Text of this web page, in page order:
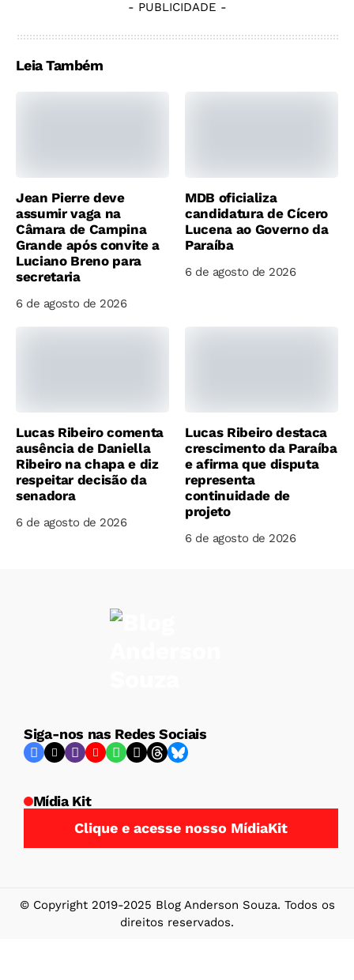
- PUBLICIDADE -
Leia Também
Jean Pierre deve
assumir vaga na
Câmara de Campina
Grande após convite a
Luciano Breno para
secretaria
6 de agosto de 2026
MDB oficializa
candidatura de Cícero
Lucena ao Governo da
Paraíba
6 de agosto de 2026
Lucas Ribeiro comenta
ausência de Daniella
Ribeiro na chapa e diz
respeitar decisão da
senadora
6 de agosto de 2026
Lucas Ribeiro destaca
crescimento da Paraíba
e afirma que disputa
representa
continuidade de
projeto
6 de agosto de 2026
Siga-nos nas Redes Sociais
Mídia Kit
Clique e acesse nosso MídiaKit
© Copyright 2019-2025 Blog Anderson Souza. Todos os
direitos reservados.